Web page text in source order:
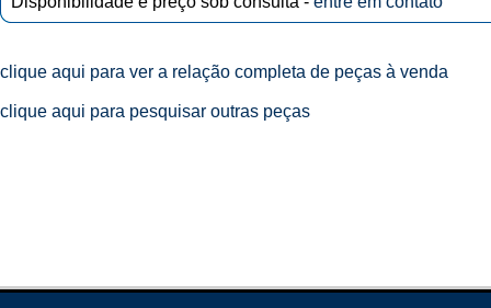
clique aqui para ver a relação completa de peças à venda
clique aqui para pesquisar outras peças